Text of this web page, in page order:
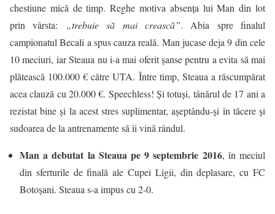
chestiune mică de timp. Reghe motiva absența lui Man din lot
prin vârsta: „trebuie să mai crească”. Abia spre finalul
campionatul Becali a spus cauza reală. Man jucase deja 9 din cele
10 meciuri, iar Steaua nu i-a mai oferit şanse pentru a evita să mai
plătească 100.000 € către UTA. Între timp, Steaua a răscumpărat
acea clauză cu 20.000 €. Speechless! Și totuși, tânărul de 17 ani a
rezistat bine și la acest stres suplimentar, așeptându-și în tăcere și
sudoarea de la antrenamente să îi vină rândul.
Man a debutat la Steaua pe 9 septembrie 2016, în meciul
din sferturile de finală ale Cupei Ligii, din deplasare, cu FC
Botoșani. Steaua s-a impus cu 2-0.